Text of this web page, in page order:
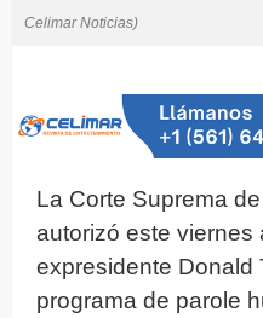
Celimar Noticias)
La Corte Suprema
autorizó este viernes
expresidente Donald
programa de parole